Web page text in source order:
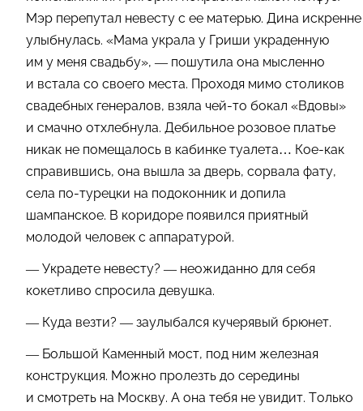
Мэр перепутал невесту с ее матерью. Дина искренне
улыбнулась. «Мама украла у Гриши украденную
им у меня свадьбу», — пошутила она мысленно
и встала со своего места. Проходя мимо столиков
свадебных генералов, взяла чей-то бокал «Вдовы»
и смачно отхлебнула. Дебильное розовое платье
никак не помещалось в кабинке туалета… Кое-как
справившись, она вышла за дверь, сорвала фату,
села по-турецки на подоконник и допила
шампанское. В коридоре появился приятный
молодой человек с аппаратурой.
— Украдете невесту? — неожиданно для себя
кокетливо спросила девушка.
— Куда везти? — заулыбался кучерявый брюнет.
— Большой Каменный мост, под ним железная
конструкция. Можно пролезть до середины
и смотреть на Москву. А она тебя не увидит. Только